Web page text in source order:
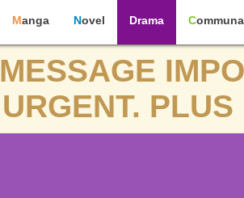
Manga Novel Drama
MESSAGE
URGENT.